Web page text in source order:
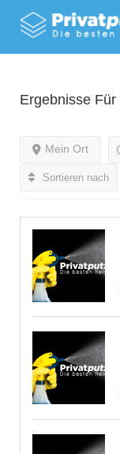
Ergebnisse Für
Mein Ort
Sortieren nach